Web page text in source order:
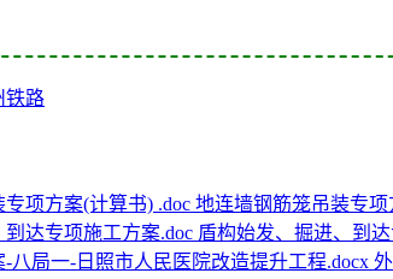
铁路
地连墙钢筋笼吊装专项
盾构始发、掘进、到